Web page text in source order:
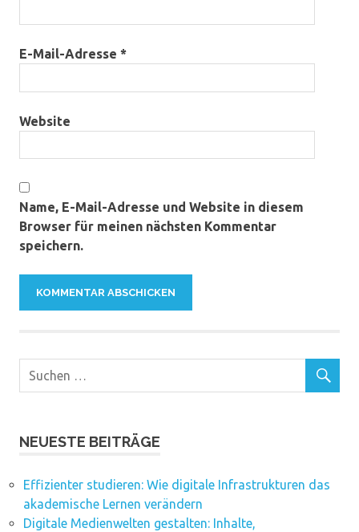
E-Mail-Adresse *
Website
Name, E-Mail-Adresse und Website in diesem
Browser für meinen nächsten Kommentar
speichern.
NEUESTE BEITRÄGE
Effizienter studieren: Wie digitale Infrastrukturen das
akademische Lernen verändern
Digitale Medienwelten gestalten: Inhalte,